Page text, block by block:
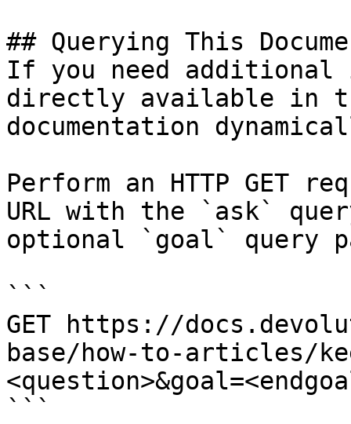
## Querying This
If you need
directly available in
documentation
Perform an HTTP GET
URL with the `ask`
optional `goal` query
```
GET https://
base/how-to-articles/
```